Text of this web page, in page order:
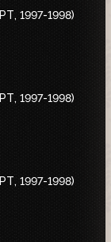
1997-1998)
1997-1998)
1997-1998)